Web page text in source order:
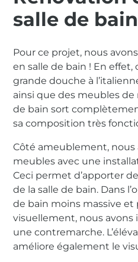
salle de bain
Pour ce projet, nous
en salle de bain ! En
grande douche à
ainsi que des meubles
de bain sort
sa composition très
Côté ameublement,
meubles avec une
Ceci permet d’apporter
de la salle de bain. Dans
de bain moins massive et
visuellement, nous
une contremarche.
améliore également le